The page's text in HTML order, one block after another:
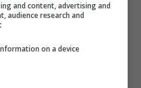
and content, advertising and
audience research and
on a device